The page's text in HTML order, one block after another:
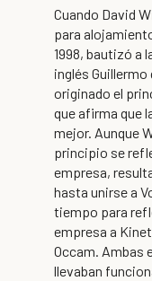
Cuando David
para
1998, bautizó a
inglés
originado el
que afirma que
mejor. Aunque
principio se
empresa,
hasta unirse a
tiempo para
empresa a
Occam. Ambas
llevaban